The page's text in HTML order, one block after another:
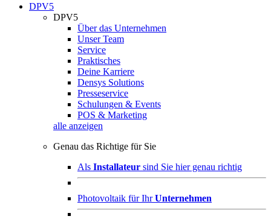
DPV5
DPV5
Über das Unternehmen
Unser Team
Service
Praktisches
Deine Karriere
Densys Solutions
Presseservice
Schulungen & Events
POS & Marketing
alle anzeigen
Genau das Richtige für Sie
Als Installateur sind Sie hier genau richtig
Photovoltaik für IhrUnternehmen